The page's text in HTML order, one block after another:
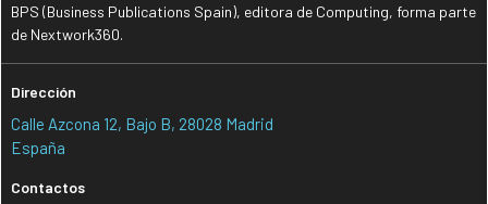
BPS (Business Publications Spain), editora de Computing, forma parte
de Nextwork360.
Dirección
Calle Azcona 12, Bajo B, 28028 Madrid
España
Contactos